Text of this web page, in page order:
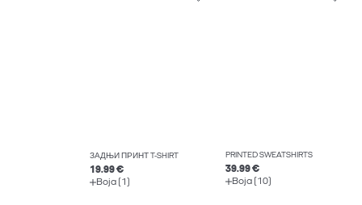
ЗАДЊИ ПРИНТ T-SHIRT
19.99 €
Boja (1)
PRINTED SWEATSHIRTS
39.99 €
Boja (10)